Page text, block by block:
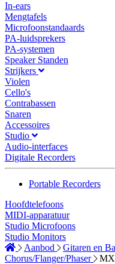
In-ears
Mengtafels
Microfoonstandaards
PA-luidsprekers
PA-systemen
Speaker Standen
Strijkers
Violen
Cello's
Contrabassen
Snaren
Accessoires
Studio
Audio-interfaces
Digitale Recorders
Portable Recorders
Hoofdtelefoons
MIDI-apparatuur
Studio Microfoons
Studio Monitors
Aanbod
Gitaren en
Chorus/Flanger/Phaser